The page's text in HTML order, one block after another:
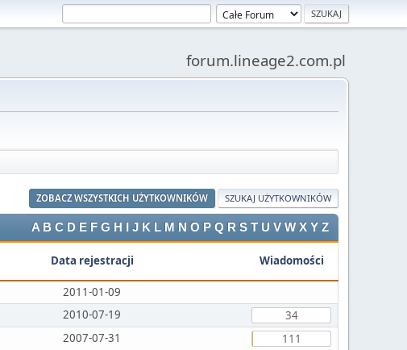
forum.lineage2.com.pl
ZOBACZ WSZYSTKICH UŻYTKOWNIKÓW SZUKAJ UŻYTKOWNIKÓW
A B C D E F G H J K L M N O P Q R S T U V W X Y Z
Data rejestracji Wiadomości
2011-01-09
2010-07-19
34
2007-07-31
111